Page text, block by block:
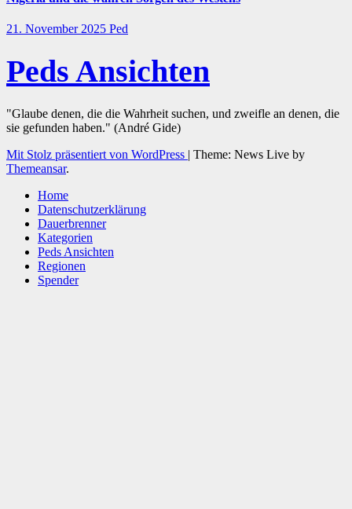
21. November 2025 Ped
Peds Ansichten
"Glaube denen, die die Wahrheit suchen, und zweifle an denen, die
sie gefunden haben." (André Gide)
Mit Stolz präsentiert von WordPress | Theme: News Live by
Themeansar.
Home
Datenschutzerklärung
Dauerbrenner
Kategorien
Peds Ansichten
Regionen
Spender